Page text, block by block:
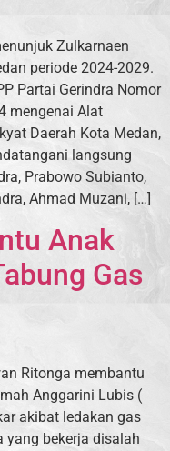
Zulkarnaen
periode 2024-2029.
Partai Gerindra Nomor
mengenai Alat
Daerah Kota Medan,
langsung
Prabowo Subianto,
Ahmad Muzani, […]
Anak
Gas
Ritonga membantu
Anggarini Lubis (
akibat ledakan gas
bekerja disalah